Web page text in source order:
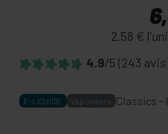
4.9/5 (243
2.58 €
E-LIQUIDE Vaponaute Classics -